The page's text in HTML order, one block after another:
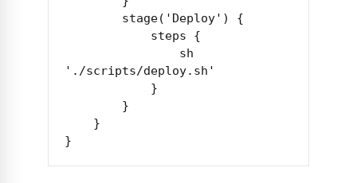
'./scripts/deploy.sh'
}